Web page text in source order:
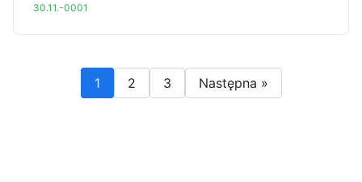
30.11.-0001
1 2 3 Następna »